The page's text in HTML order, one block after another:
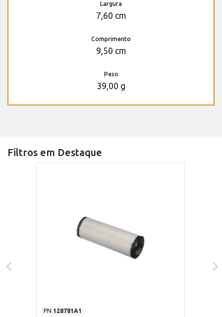
Largura
7,60 cm
Comprimento
9,50 cm
Peso
39,00 g
Filtros em Destaque
PN 128781A1